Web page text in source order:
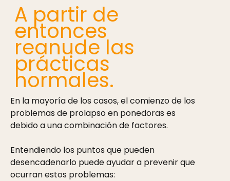
A partir de
entonces
reanude las
prácticas
normales.
En la mayoría de los casos, el comienzo de los
problemas de prolapso en ponedoras es
debido a una combinación de factores.
Entendiendo los puntos que pueden
desencadenarlo puede ayudar a prevenir que
ocurran estos problemas: